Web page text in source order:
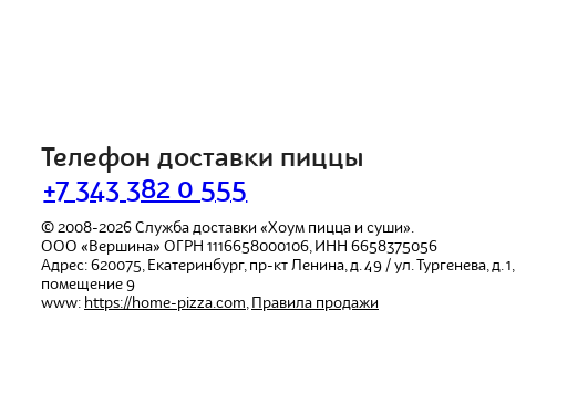
Телефон доставки пиццы
+7 343 382 0 555
© 2008-2026 Служба доставки «Хоум пицца и суши».
ООО «Вершина» ОГРН 1116658000106, ИНН 6658375056
Адрес: 620075, Екатеринбург, пр-кт Ленина, д. 49 / ул. Тургенева, д. 1,
помещение 9
www: https://home-pizza.com, Правила продажи